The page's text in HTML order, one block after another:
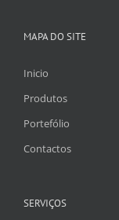
MAPA DO SITE
Inicio
Produtos
Portefólio
Contactos
SERVIÇOS